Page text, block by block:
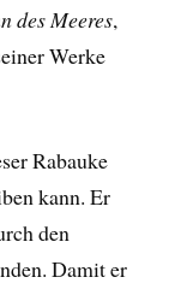
des Meeres,
Werke
Rabauke
kann. Er
den
Damit er